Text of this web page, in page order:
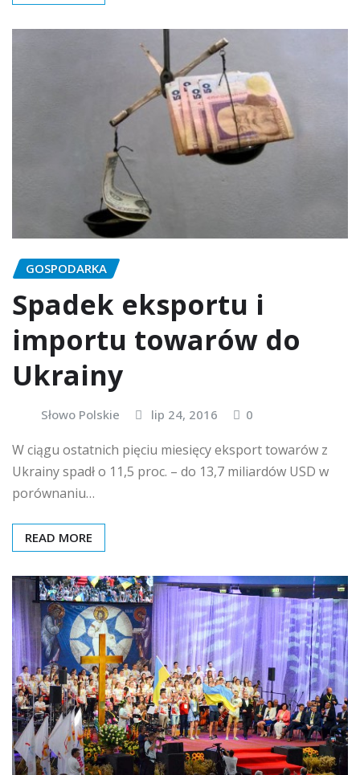
GOSPODARKA
Spadek eksportu i
importu towarów do
Ukrainy
Słowo Polskie lip 24, 2016 0
W ciągu ostatnich pięciu miesięcy eksport towarów z
Ukrainy spadł o 11,5 proc. – do 13,7 miliardów USD w
porównaniu…
READ MORE